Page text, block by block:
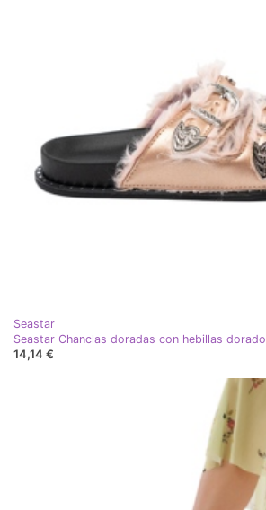
Seastar
Seastar Chanclas doradas con hebillas dorado
14,14 €